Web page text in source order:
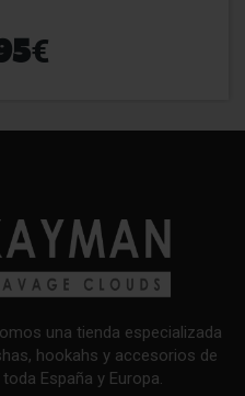
€
una tienda especializada
hookahs y accesorios de
España y Europa.